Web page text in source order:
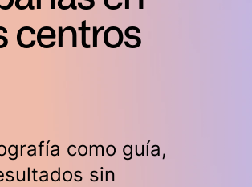
centros
como guía,
sin